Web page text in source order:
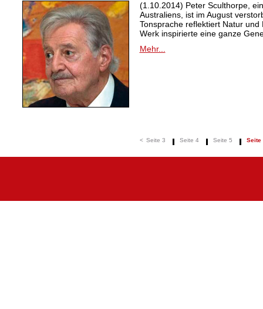
(1.10.2014) Peter Sculthorpe,
Australiens, ist im August
Tonsprache reflektiert Natur
Werk inspirierte eine ganze
Mehr...
< Seite 3 Seite 4 Seite 5 Seite